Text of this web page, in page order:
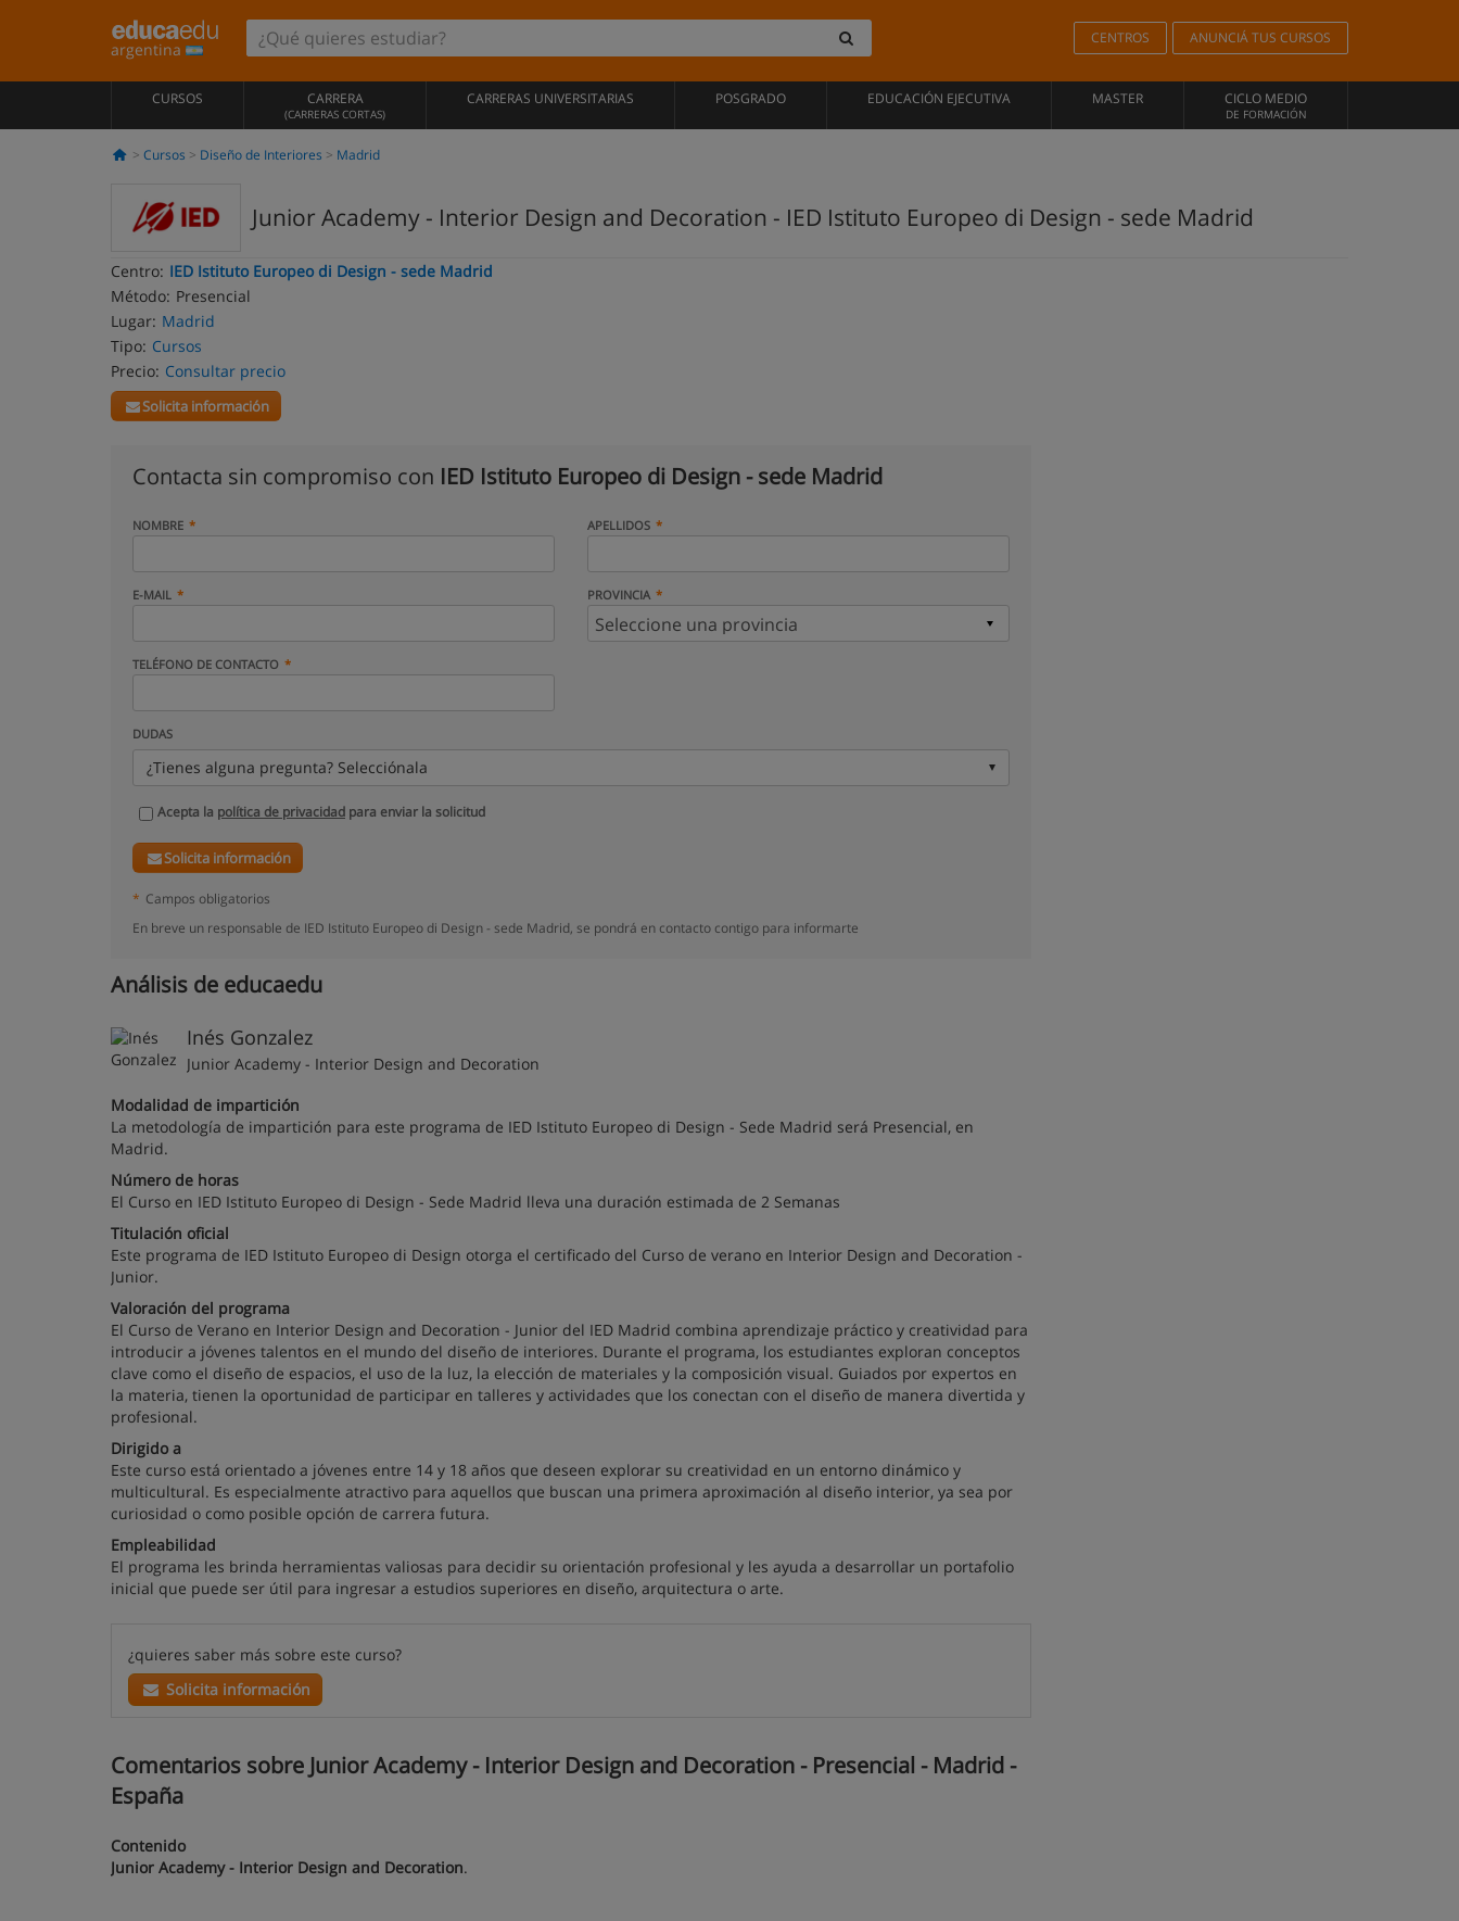
argentina
CENTROS ANUNCIÁ TUS CURSOS
CURSOS CARRERA
(CARRERAS CORTAS)
CARRERAS UNIVERSITARIAS POSGRADO EDUCACIÓN EJECUTIVA MASTER CICLO MEDIO
DE FORMACIÓN
Cursos Diseño de Interiores Madrid
Junior Academy - Interior Design and Decoration - IED Istituto Europeo di Design - sede Madrid
Centro: IED Istituto Europeo di Design - sede Madrid
Método: Presencial
Lugar: Madrid
Tipo: Cursos
Precio: Consultar precio
Solicita información
Contacta sin compromiso con IED Istituto Europeo di Design - sede Madrid
NOMBRE APELLIDOS
E-MAIL PROVINCIA
TELÉFONO DE CONTACTO
DUDAS
¿Tienes alguna pregunta? Selecciónala
Acepta la política de privacidad para enviar la solicitud
Solicita información
* Campos obligatorios
En breve un responsable de IED Istituto Europeo di Design - sede Madrid, se pondrá en contacto contigo para informarte
Análisis de educaedu
Inés Gonzalez
Junior Academy - Interior Design and Decoration
Modalidad de impartición
La metodología de impartición para este programa de IED Istituto Europeo di Design - Sede Madrid será Presencial, en
Madrid.
Número de horas
El Curso en IED Istituto Europeo di Design - Sede Madrid lleva una duración estimada de 2 Semanas
Titulación oficial
Este programa de IED Istituto Europeo di Design otorga el certificado del Curso de verano en Interior Design and Decoration -
Junior.
Valoración del programa
El Curso de Verano en Interior Design and Decoration - Junior del IED Madrid combina aprendizaje práctico y creatividad para
introducir a jóvenes talentos en el mundo del diseño de interiores. Durante el programa, los estudiantes exploran conceptos
clave como el diseño de espacios, el uso de la luz, la elección de materiales y la composición visual. Guiados por expertos en
la materia, tienen la oportunidad de participar en talleres y actividades que los conectan con el diseño de manera divertida y
profesional.
Dirigido a
Este curso está orientado a jóvenes entre 14 y 18 años que deseen explorar su creatividad en un entorno dinámico y
multicultural. Es especialmente atractivo para aquellos que buscan una primera aproximación al diseño interior, ya sea por
curiosidad o como posible opción de carrera futura.
Empleabilidad
El programa les brinda herramientas valiosas para decidir su orientación profesional y les ayuda a desarrollar un portafolio
inicial que puede ser útil para ingresar a estudios superiores en diseño, arquitectura o arte.
¿quieres saber más sobre este curso?
Solicita información
Comentarios sobre Junior Academy - Interior Design and Decoration - Presencial - Madrid -
España
Contenido
Junior Academy - Interior Design and Decoration.